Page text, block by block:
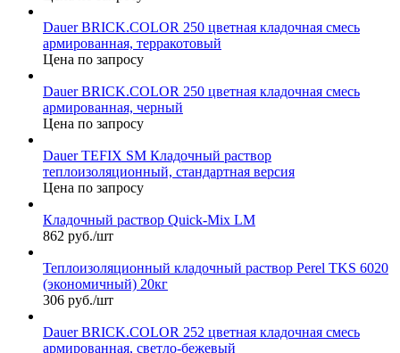
Dauer BRICK.COLOR 250 цветная кладочная смесь
армированная, терракотовый
Цена по запросу
Dauer BRICK.COLOR 250 цветная кладочная смесь
армированная, черный
Цена по запросу
Dauer TEFIX SM Кладочный раствор
теплоизоляционный, стандартная версия
Цена по запросу
Кладочный раствор Quick-Mix LM
862 руб./шт
Теплоизоляционный кладочный раствор Perel TKS 6020
(экономичный) 20кг
306 руб./шт
Dauer BRICK.COLOR 252 цветная кладочная смесь
армированная, светло-бежевый